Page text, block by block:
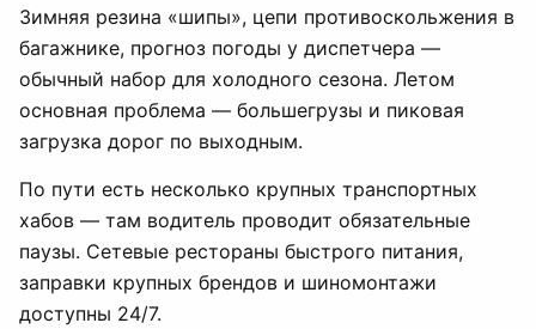
Зимняя резина «шипы», цепи противоскольжения в
багажнике, прогноз погоды у диспетчера —
обычный набор для холодного сезона. Летом
основная проблема — большегрузы и пиковая
загрузка дорог по выходным.
По пути есть несколько крупных транспортных
хабов — там водитель проводит обязательные
паузы. Сетевые рестораны быстрого питания,
заправки крупных брендов и шиномонтажи
доступны 24/7.